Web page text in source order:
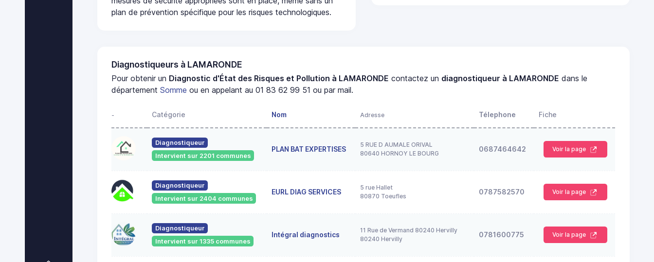
plan de prévention spécifique pour les risques technologiques.
Diagnostiqueurs à LAMARONDE
Pour obtenir un Diagnostic d'État des Risques et Pollution à LAMARONDE contactez un diagnostiqueur à LAMARONDE dans le
départementSomme ou en appelant au 01 83 62 99 51 ou par mail.
- Catégorie Nom Adresse Télephone Fiche
Diagnostiqueur
Intervient sur 2201 communes
PLAN BAT EXPERTISES
5 RUE D AUMALE ORIVAL
80640 HORNOY LE BOURG
0687464642 Voir la page
Diagnostiqueur
Intervient sur 2404 communes
EURL DIAG SERVICES
5 rue Hallet
80870 Toeufles
0787582570 Voir la page
Diagnostiqueur
Intervient sur 1335 communes
Intégral diagnostics
11 Rue de Vermand 80240 Hervilly
80240 Hervilly
0781600775 Voir la page